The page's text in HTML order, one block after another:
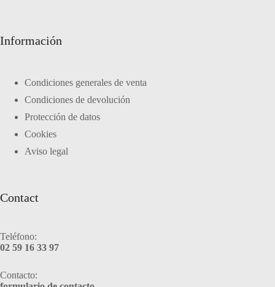
Información
Condiciones generales de venta
Condiciones de devolución
Protección de datos
Cookies
Aviso legal
Contact
Teléfono:
02 59 16 33 97
Contacto: